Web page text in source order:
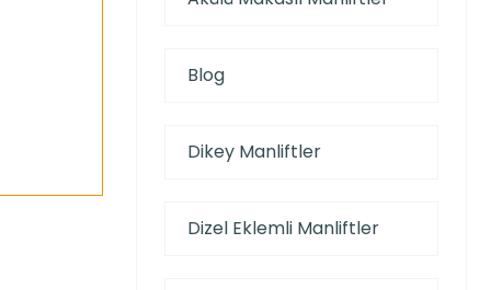
Blog
Dikey Manliftler
Dizel Eklemli Manliftler